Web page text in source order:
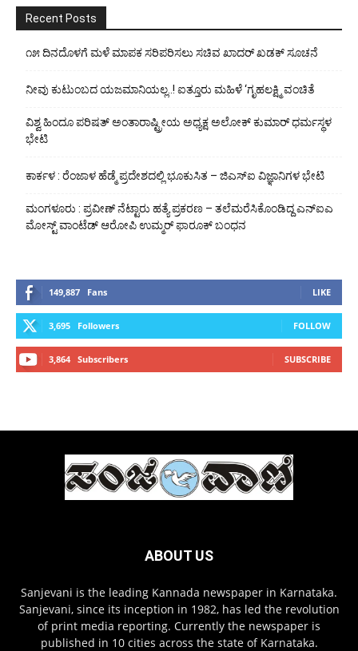
Recent Posts
೧೫ ದಿನದೊಳಗೆ ಮಳೆ ಮಾಪಕ ಸರಿಪರಿಸಲು ಸಚಿವ ಖಾದರ್ ಖಡಕ್ ಸೂಚನೆ
ನೀವು ಕುಟುಂಬದ ಯಜಮಾನಿಯಲ್ಲ..! ಐತ್ತೂರು ಮಹಿಳೆ ‘ಗೃಹಲಕ್ಷ್ಮಿ ವಂಚಿತೆ
ವಿಶ್ವ ಹಿಂದೂ ಪರಿಷತ್ ಅಂತಾರಾಷ್ಟ್ರೀಯ ಅಧ್ಯಕ್ಷ ಅಲೋಕ್ ಕುಮಾರ್ ಧರ್ಮಸ್ಥಳ
ಭೇಟಿ
ಕಾರ್ಕಳ : ರೆಂಜಾಳ ಹೆಡ್ಮೆ ಪ್ರದೇಶದಲ್ಲಿ ಭೂಕುಸಿತ – ಜಿಎಸ್‌ಐ ವಿಜ್ಞಾನಿಗಳ ಭೇಟಿ
ಮಂಗಳೂರು : ಪ್ರವೀಣ್ ನೆಟ್ಟಾರು ಹತ್ಯೆ ಪ್ರಕರಣ – ತಲೆಮರೆಸಿಕೊಂಡಿದ್ದ ಎನ್‌ಐಎ
ಮೋಸ್ಟ್ ವಾಂಟೆಡ್ ಆರೋಪಿ ಉಮ್ಮರ್ ಫಾರೂಕ್ ಬಂಧನ
149,887 Fans LIKE
3,695 Followers FOLLOW
3,864 Subscribers SUBSCRIBE
ABOUT US
Sanjevani is the leading Kannada newspaper in Karnataka.
Sanjevani, since its inception in 1982, has led the revolution
of print media reporting. Currently the newspaper is
published in 10 cities across the state of Karnataka.